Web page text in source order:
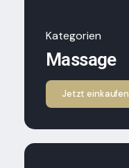
Kategorien
Massage
Jetzt einkaufen